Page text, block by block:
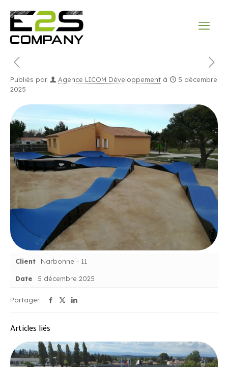
Publiés par Agence LICOM Développement à
5 décembre
2025
Client Narbonne - 11
Date 5 décembre 2025
Partager
Articles liés